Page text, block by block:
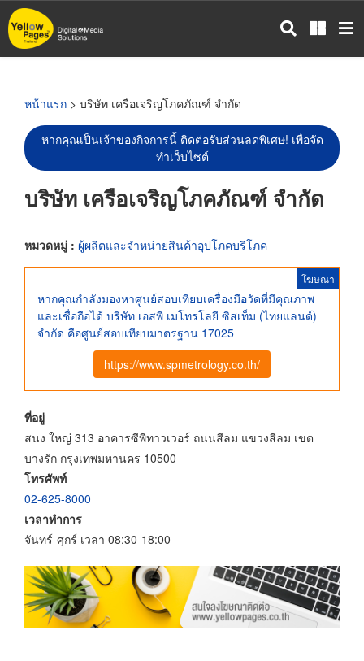
ข้าม
ไป
หน้าแรก > บริษัท เครือเจริญโภคภัณฑ์ จำกัด
หากคุณเป็นเจ้าของกิจการนี้ ติดต่อรับส่วนลดพิเศษ! เพื่อจัด
ทำเว็บไซต์
บริษัท เครือเจริญโภคภัณฑ์ จำกัด
หมวดหมู่ : ผู้ผลิตและจำหน่ายสินค้าอุปโภคบริโภค
โฆษณา
หากคุณกำลังมองหาศูนย์สอบเทียบเครื่องมือวัดที่มีคุณภาพ
และเชื่อถือได้ บริษัท เอสพี เมโทรโลยี ซิสเท็ม (ไทยแลนด์)
จำกัด คือศูนย์สอบเทียบมาตรฐาน 17025
https://www.spmetrology.co.th/
ที่อยู่
สนง ใหญ่ 313 อาคารซีพีทาวเวอร์ ถนนสีลม แขวงสีลม เขต
บางรัก กรุงเทพมหานคร 10500
โทรศัพท์
02-625-8000
เวลาทำการ
จันทร์-ศุกร์ เวลา 08:30-18:00